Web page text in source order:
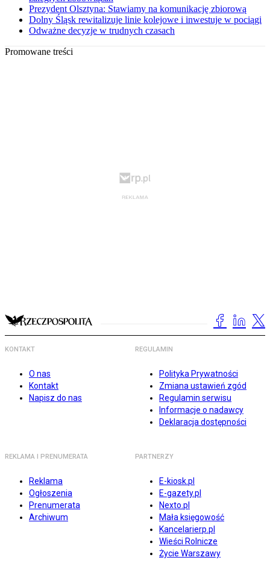
Prezydent Olsztyna: Stawiamy na komunikację zbiorową
Dolny Śląsk rewitalizuje linie kolejowe i inwestuje w pociągi
Odważne decyzje w trudnych czasach
Promowane treści
KONTAKT
O nas
Kontakt
Napisz do nas
REGULAMIN
Polityka Prywatności
Zmiana ustawień zgód
Regulamin serwisu
Informacje o nadawcy
Deklaracja dostępności
REKLAMA I PRENUMERATA
Reklama
Ogłoszenia
Prenumerata
Archiwum
PARTNERZY
E-kiosk.pl
E-gazety.pl
Nexto.pl
Mała księgowość
Kancelarierp.pl
Wieści Rolnicze
Życie Warszawy